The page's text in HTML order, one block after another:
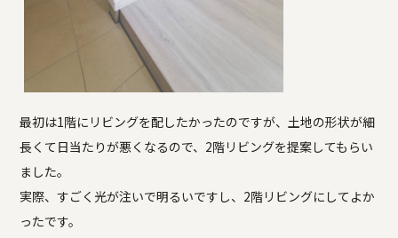
最初は1階にリビングを配したかったのですが、土地の形状が細
長くて日当たりが悪くなるので、2階リビングを提案してもらい
ました。
実際、すごく光が注いで明るいですし、2階リビングにしてよか
ったです。